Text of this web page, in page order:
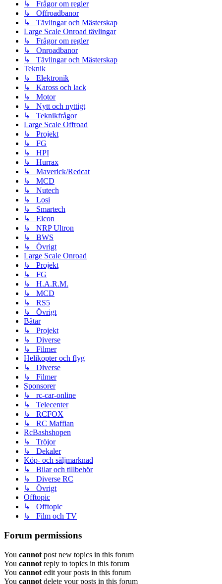
↳ Frågor om regler
↳ Offroadbanor
↳ Tävlingar och Mästerskap
Large Scale Onroad tävlingar
↳ Frågor om regler
↳ Onroadbanor
↳ Tävlingar och Mästerskap
Teknik
↳ Elektronik
↳ Kaross och lack
↳ Motor
↳ Nytt och nyttigt
↳ Teknikfrågor
Large Scale Offroad
↳ Projekt
↳ FG
↳ HPI
↳ Hurrax
↳ Maverick/Redcat
↳ MCD
↳ Nutech
↳ Losi
↳ Smartech
↳ Elcon
↳ NRP Ultron
↳ BWS
↳ Övrigt
Large Scale Onroad
↳ Projekt
↳ FG
↳ H.A.R.M.
↳ MCD
↳ RS5
↳ Övrigt
Båtar
↳ Projekt
↳ Diverse
↳ Filmer
Helikopter och flyg
↳ Diverse
↳ Filmer
Sponsorer
↳ rc-car-online
↳ Telecenter
↳ RCFOX
↳ RC Maffian
RcBashshopen
↳ Tröjor
↳ Dekaler
Köp- och säljmarknad
↳ Bilar och tillbehör
↳ Diverse RC
↳ Övrigt
Offtopic
↳ Offtopic
↳ Film och TV
Forum permissions
You cannot post new topics in this forum
You cannot reply to topics in this forum
You cannot edit your posts in this forum
You cannot delete your posts in this forum